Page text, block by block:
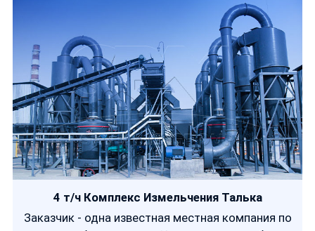
Заказчик - одна известная местная компания по
4 т/ч Комплекс Измельчения Талька